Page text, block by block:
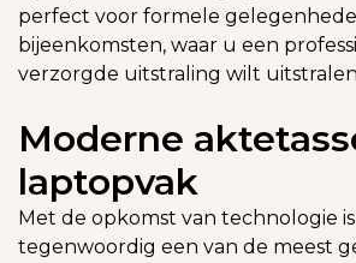
perfect voor formele
bijeenkomsten, waar u een
verzorgde uitstraling wilt
Moderne
laptopvak
Met de opkomst van technologie
tegenwoordig een van de meest